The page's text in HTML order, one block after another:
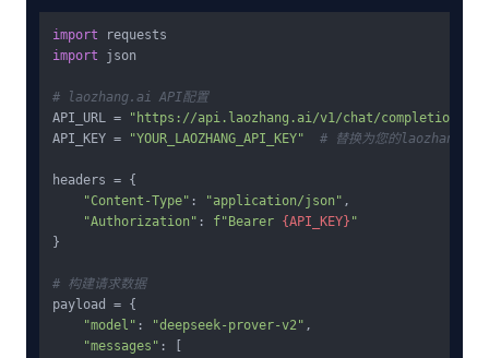
import
import json
# laozhang.ai API配置
API_URL =
"https://api.laozhang.ai/v1/chat/completions"
API_KEY =
"YOUR_LAOZHANG_API_KEY" # 替换为您的laozhang.ai
headers = {
"Content-Type" : "application/json" ,
"Authorization" : f"Bearer {API_KEY} "
}
# 构建请求数据
payload = {
"model" : "deepseek-prover-v2" ,
"messages" : [